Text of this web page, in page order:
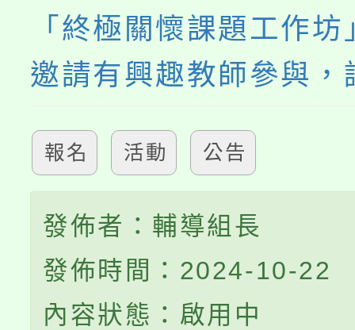
「終極關懷課題工作
邀請有興趣教師參與，
報名 活動 公告
發佈者：輔導組長
發佈時間：2024-10-22
內容狀態：啟用中